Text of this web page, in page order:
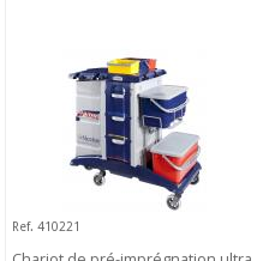
Ref. 410221